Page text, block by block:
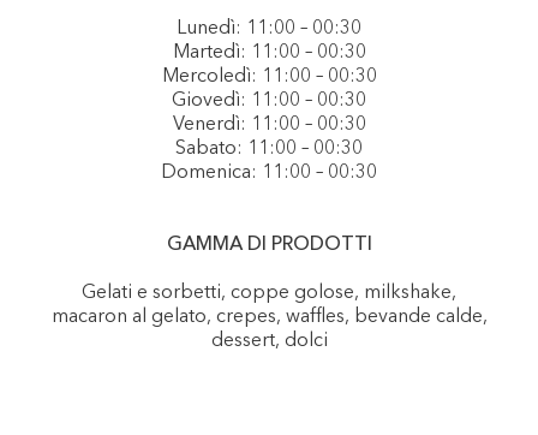
Lunedì: 11:00 – 00:30
Martedì: 11:00 – 00:30
Mercoledì: 11:00 – 00:30
Giovedì: 11:00 – 00:30
Venerdì: 11:00 – 00:30
Sabato: 11:00 – 00:30
Domenica: 11:00 – 00:30
GAMMA DI PRODOTTI
Gelati e sorbetti, coppe golose, milkshake,
macaron al gelato, crepes, waffles, bevande calde,
dessert, dolci